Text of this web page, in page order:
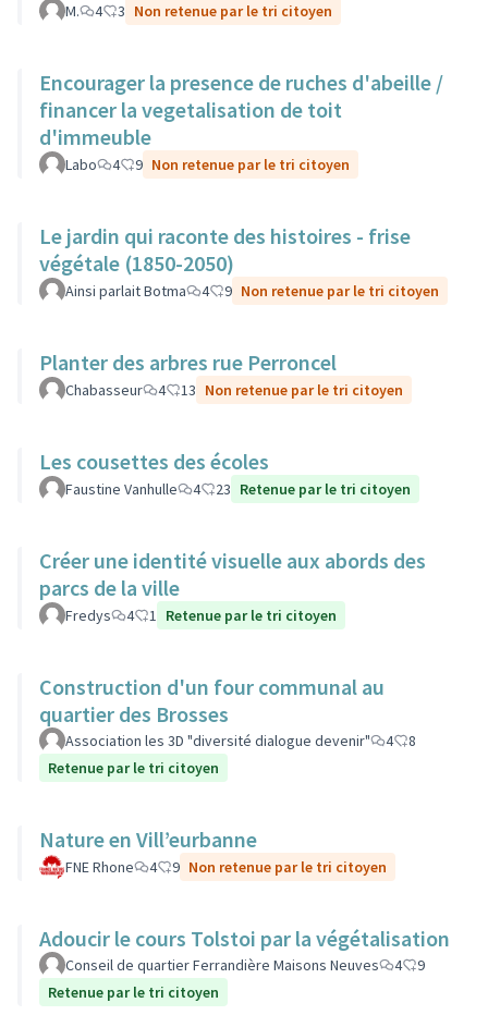
M. 4 3 Non retenue par le tri citoyen
Encourager la presence de ruches d'abeille /
financer la vegetalisation de toit
d'immeuble
Labo 4 9 Non retenue par le tri citoyen
Le jardin qui raconte des histoires - frise
végétale (1850-2050)
Ainsi parlait Botma 4 9 Non retenue par le tri citoyen
Planter des arbres rue Perroncel
Chabasseur 4 13 Non retenue par le tri citoyen
Les cousettes des écoles
Faustine Vanhulle 4 23 Retenue par le tri citoyen
Créer une identité visuelle aux abords des
parcs de la ville
Fredys 4 1 Retenue par le tri citoyen
Construction d'un four communal au
quartier des Brosses
Association les 3D "diversité dialogue devenir" 4
8
Retenue par le tri citoyen
Nature en Vill’eurbanne
FNE Rhone 4 9 Non retenue par le tri citoyen
Adoucir le cours Tolstoi par la végétalisation
Conseil de quartier Ferrandière Maisons Neuves 4
9
Retenue par le tri citoyen